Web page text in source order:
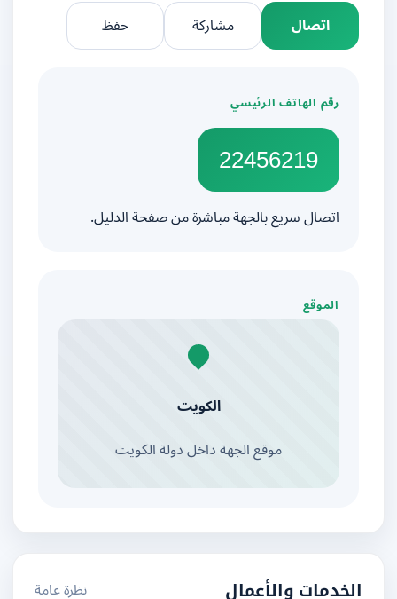
اتصال
مشاركة
رقم الهاتف الرئيسي
22456219
اتصال سريع بالجهة مباشرة من صفحة الدليل.
الموقع
الكويت
موقع الجهة داخل دولة الكويت
الخدمات والأعمال نظرة عامة